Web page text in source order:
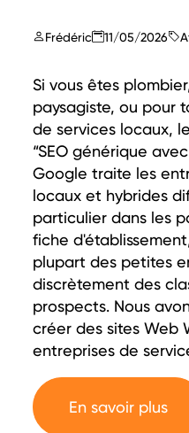
Frédéric 11/05/2026
Si vous êtes
paysagiste, ou pour
de services locaux,
“SEO générique
Google traite les
locaux et hybrides
particulier dans les
fiche
plupart des petites
discrètement des
prospects. Nous
créer des sites Web
entreprises de
En savoir plus